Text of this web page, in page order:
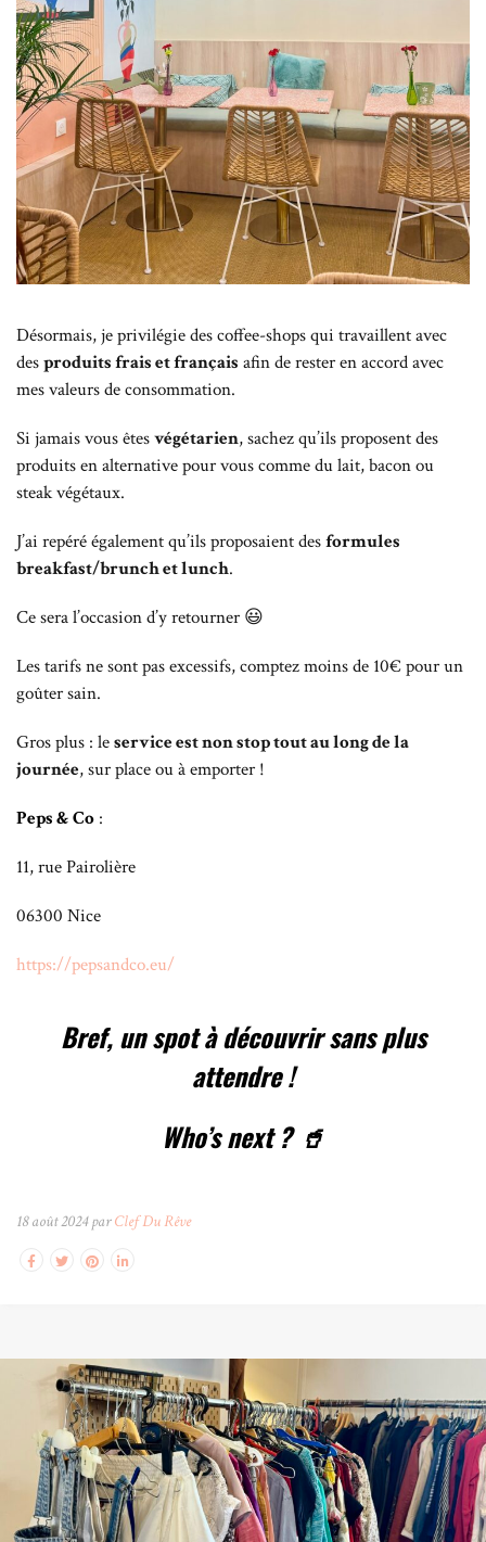
Désormais, je privilégie des coffee-shops qui travaillent avec
desproduits frais et français afin de rester en accord avec
mes valeurs de consommation.
Si jamais vous êtesvégétarien, sachez qu’ils proposent des
produits en alternative pour vous comme du lait, bacon ou
steak végétaux.
J’ai repéré également qu’ils proposaient desformules
breakfast/brunch et lunch.
Ce sera l’occasion d’y retourner 😃
Les tarifs ne sont pas excessifs, comptez moins de 10€ pour un
goûter sain.
Gros plus : leservice est non stop tout au long de la
journée, sur place ou à emporter !
Peps & Co :
11, rue Pairolière
06300 Nice
https://pepsandco.eu/
Bref, un spot à découvrir sans plus
attendre !
Who’s next ? 🥤
18 août 2024 parClef Du Rêve